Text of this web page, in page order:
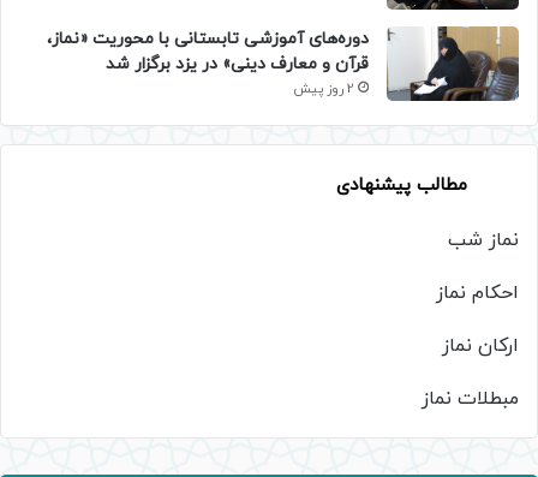
دوره‌های آموزشی تابستانی با محوریت «نماز،
قرآن و معارف دینی» در یزد برگزار شد
2 روز پیش
مطالب پیشنهادی
نماز شب
احکام نماز
ارکان نماز
مبطلات نماز